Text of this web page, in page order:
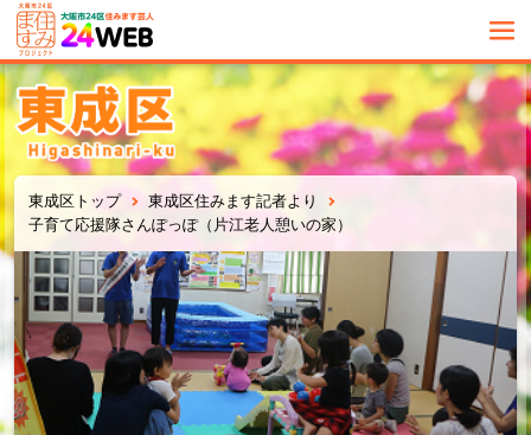
東成区トップ
東成区住みます記者より
子育て応援隊さんぽっぽ（片江老人憩いの家）